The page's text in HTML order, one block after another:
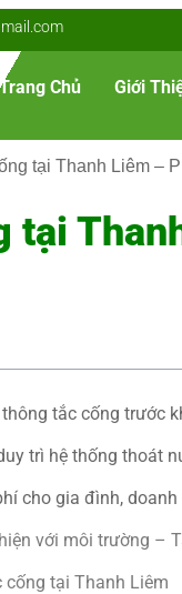
Trang Chủ Giới
tại Thanh Liêm –
tại
tắc cống trước
trì hệ thống thoát
cho gia đình, doanh
với môi trường –
tại Thanh Liêm